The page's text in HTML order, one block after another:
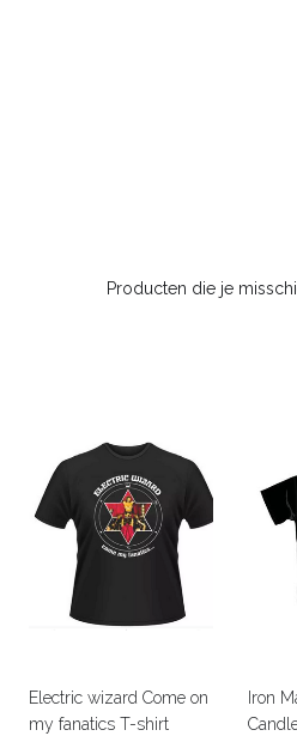
Producten die je
Electric wizard Come on
my fanatics T-shirt
Iron